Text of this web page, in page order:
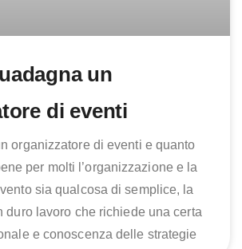
un
di eventi
organizzatore di eventi e quanto
per molti l’organizzazione e la
sia qualcosa di semplice, la
duro lavoro che richiede una certa
e conoscenza delle strategie